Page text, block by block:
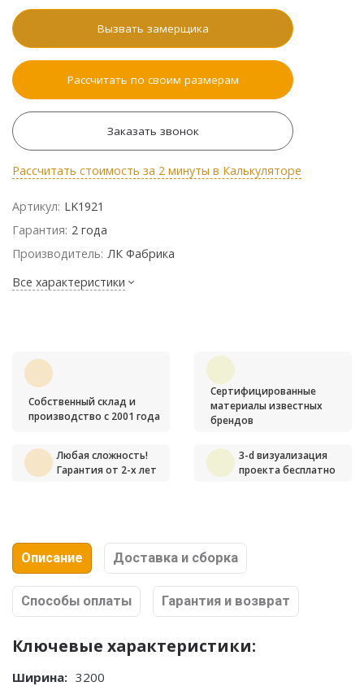
Вызвать замерщика
Рассчитать по своим размерам
Заказать звонок
Рассчитать стоимость за 2 минуты в Калькуляторе
Артикул: LK1921
Гарантия: 2 года
Производитель: ЛК Фабрика
Все характеристики
Собственный склад и
производство с 2001 года
Сертифицированные
материалы известных
брендов
Любая сложность!
Гарантия от 2-х лет
3-d визуализация
проекта бесплатно
Описание Доставка и сборка
Способы оплаты Гарантия и возврат
Ключевые характеристики:
Ширина: 3200